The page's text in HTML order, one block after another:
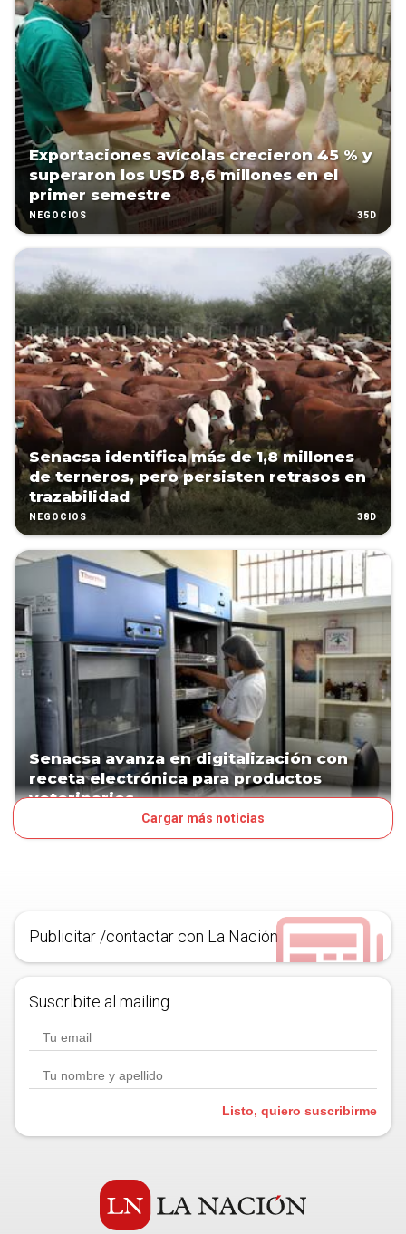
Exportaciones avícolas crecieron 45 % y
superaron los USD 8,6 millones en el
primer semestre
NEGOCIOS 35D
Senacsa identifica más de 1,8 millones
de terneros, pero persisten retrasos en
trazabilidad
NEGOCIOS 38D
Senacsa avanza en digitalización con
receta electrónica para productos
veterinarios
Cargar más noticias
Publicitar /contactar con La Nación
Suscribite al mailing.
Listo, quiero suscribirme